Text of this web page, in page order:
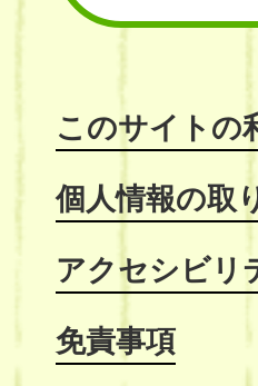
このサイトの
個人情報の取
アクセシビリ
免責事項